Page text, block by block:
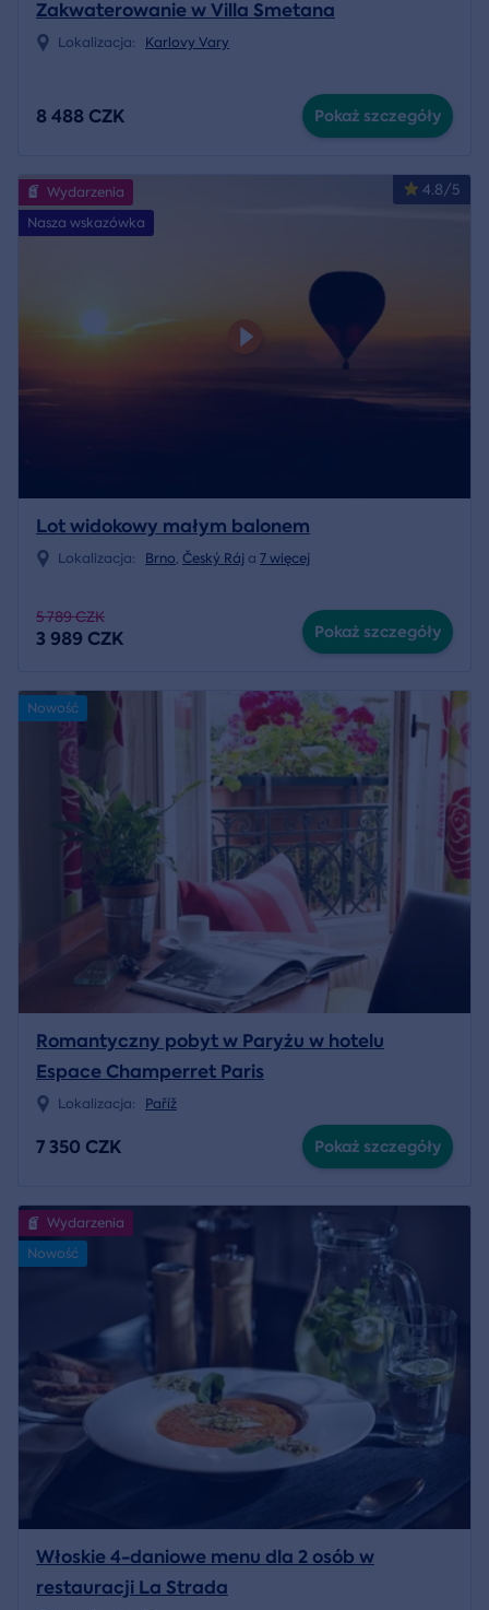
Zakwaterowanie w Villa Smetana
Lokalizacja: Karlovy Vary
8 488 CZK Pokaż szczegóły
4.8/5
Wydarzenia
Nasza wskazówka
Lot widokowy małym balonem
Lokalizacja: Brno, Český Ráj a 7 więcej
5 789 CZK
3 989 CZK Pokaż szczegóły
Nowość
Romantyczny pobyt w Paryżu w hotelu
Espace Champerret Paris
Lokalizacja: Paříž
7 350 CZK Pokaż szczegóły
Wydarzenia
Nowość
Włoskie 4-daniowe menu dla 2 osób w
restauracji La Strada